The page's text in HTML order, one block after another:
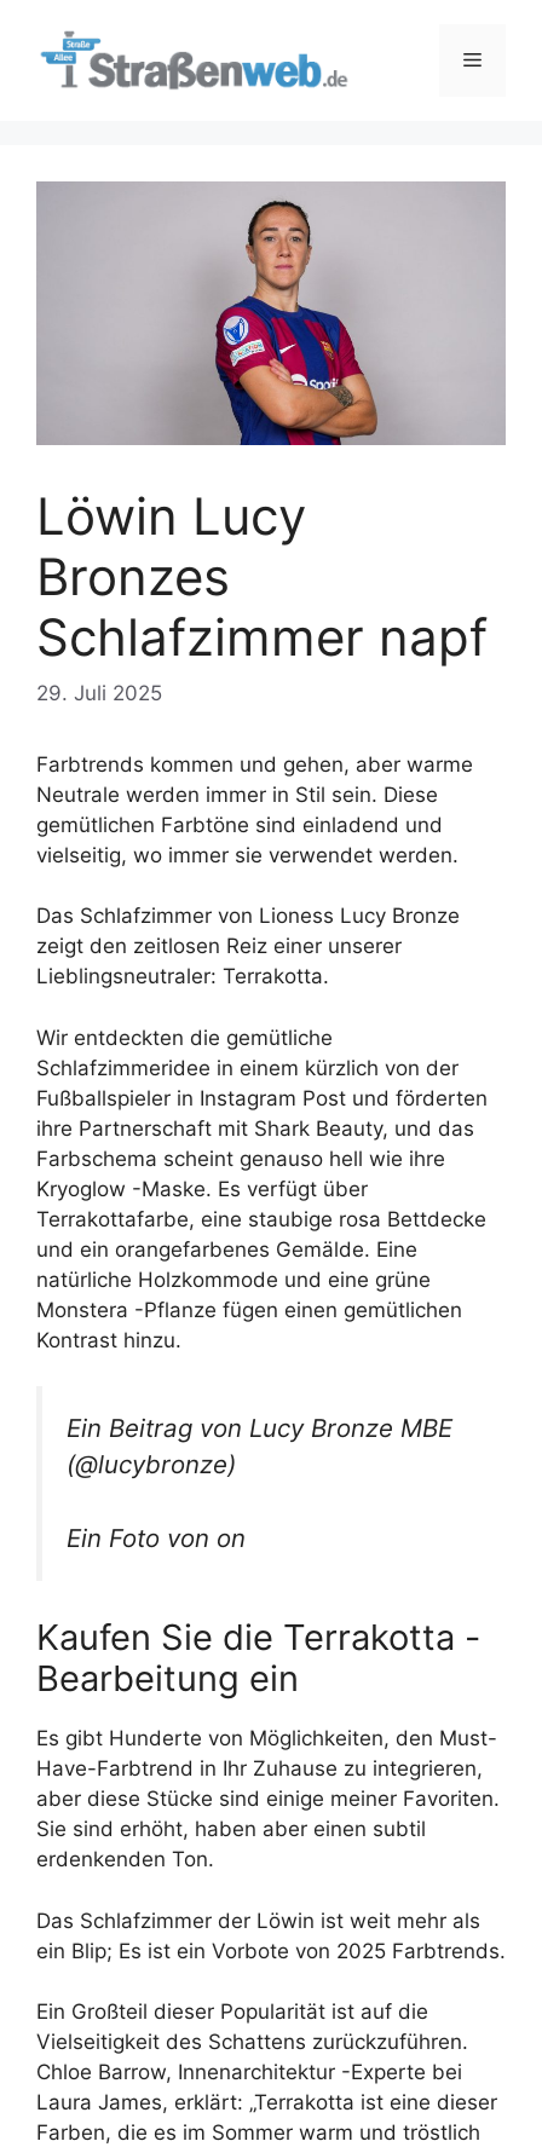
Menü
Löwin Lucy
Bronzes
Schlafzimmer napf
29. Juli 2025
Farbtrends kommen und gehen, aber warme
Neutrale werden immer in Stil sein. Diese
gemütlichen Farbtöne sind einladend und
vielseitig, wo immer sie verwendet werden.
Das Schlafzimmer von Lioness Lucy Bronze
zeigt den zeitlosen Reiz einer unserer
Lieblingsneutraler: Terrakotta.
Wir entdeckten die gemütliche
Schlafzimmeridee in einem kürzlich von der
Fußballspieler in Instagram Post und förderten
ihre Partnerschaft mit Shark Beauty, und das
Farbschema scheint genauso hell wie ihre
Kryoglow -Maske. Es verfügt über
Terrakottafarbe, eine staubige rosa Bettdecke
und ein orangefarbenes Gemälde. Eine
natürliche Holzkommode und eine grüne
Monstera -Pflanze fügen einen gemütlichen
Kontrast hinzu.
Ein Beitrag von Lucy Bronze MBE
(@lucybronze)
Ein Foto von on
Kaufen Sie die Terrakotta -
Bearbeitung ein
Es gibt Hunderte von Möglichkeiten, den Must-
Have-Farbtrend in Ihr Zuhause zu integrieren,
aber diese Stücke sind einige meiner Favoriten.
Sie sind erhöht, haben aber einen subtil
erdenkenden Ton.
Das Schlafzimmer der Löwin ist weit mehr als
ein Blip; Es ist ein Vorbote von 2025 Farbtrends.
Ein Großteil dieser Popularität ist auf die
Vielseitigkeit des Schattens zurückzuführen.
Chloe Barrow, Innenarchitektur -Experte bei
Laura James, erklärt: „Terrakotta ist eine dieser
Farben, die es im Sommer warm und tröstlich